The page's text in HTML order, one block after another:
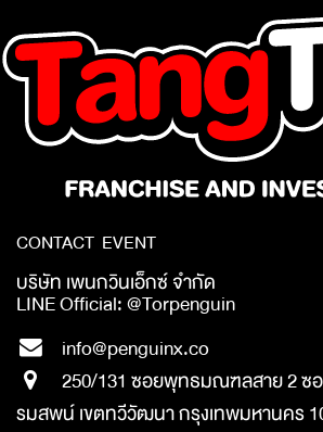
CONTACT EVENT
บริษัท เพนกวินเอ็กซ์ จำกัด
LINE Official: @Torpenguin
info@penguinx.co
250/131 ซอยพุทธมณฑลสาย 2 ซอ
รมสพน์ เขตทวีวัฒนา กรุงเทพมหานคร